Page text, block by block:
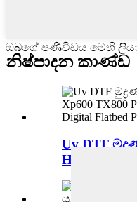
ඔබගේ පණිවිඩය මෙහි
නිෂ්පාදන කාණ්ඩ
Uv DTF
Head Xp600